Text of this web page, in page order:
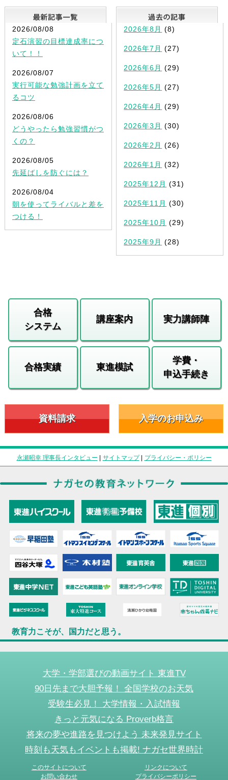
最新記事一覧
2026/08/08
定石演習の目標達成率につ
いて！！
2026/08/07
実行可能な勉強計画を立て
るコツ
2026/08/06
どうやったら勉強習慣がつ
くの？
2026/08/05
先延ばしを防ぐには？
2026/08/04
朝を使ってライバルと差を
つける！
2026年8月 (8)
2026年7月 (27)
2026年6月 (29)
2026年5月 (27)
2026年4月 (29)
2026年3月 (30)
2026年2月 (26)
2026年1月 (32)
2025年12月 (31)
2025年11月 (30)
2025年10月 (29)
2025年9月 (28)
合格
システム
講座案内 実力講師陣
合格実績 東進模試
学費・
申込手続き
資料請求 入学のお申込み
永瀬昭幸 理事長インタビュー | サイトマップ| プライバシー・ポリシー
教育力こそが、国力だと思う。
大学・学部選びの動画サイト 東進TV
90日先まで大胆予報！ 全国学校のお天気
受験生必見！ 大学情報・入試情報
きっと元気になる Proverb格言
将来の夢や進路を見つけよう 未来発見サイト
時刻も天気もイベントも掲載! ナガセ世界時計
このサイトについて
リンクについて
お問い合わせ
プライバシーポリシー